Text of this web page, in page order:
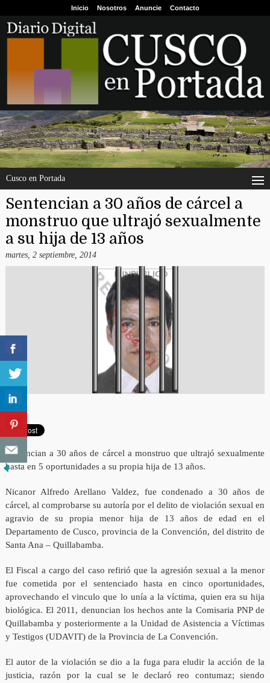
Inicio Nosotros Anuncie Contacto
Cusco en Portada
Sentencian a 30 años de cárcel a
monstruo que ultrajó sexualmente
a su hija de 13 años
martes, 2 septiembre, 2014
Sentencian a 30 años de cárcel a monstruo que ultrajó sexualmente
hasta en 5 oportunidades a su propia hija de 13 años.
Nicanor Alfredo Arellano Valdez, fue condenado a 30 años de
cárcel, al comprobarse su autoría por el delito de violación sexual en
agravio de su propia menor hija de 13 años de edad en el
Departamento de Cusco, provincia de la Convención, del distrito de
Santa Ana – Quillabamba.
El Fiscal a cargo del caso refirió que la agresión sexual a la menor
fue cometida por el sentenciado hasta en cinco oportunidades,
aprovechando el vinculo que lo unía a la víctima, quien era su hija
biológica. El 2011, denuncian los hechos ante la Comisaria PNP de
Quillabamba y posteriormente a la Unidad de Asistencia a Víctimas
y Testigos (UDAVIT) de la Provincia de La Convención.
El autor de la violación se dio a la fuga para eludir la acción de la
justicia, razón por la cual se le declaró reo contumaz; siendo